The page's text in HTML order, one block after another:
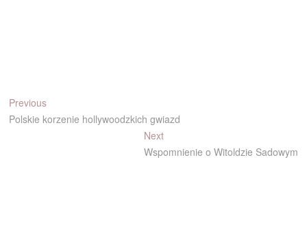
Nawigacja
wpisu
PreviousPrevious
post:
Polskie korzenie hollywoodzkich gwiazd
NextNext
post:
Wspomnienie o Witoldzie Sadowym